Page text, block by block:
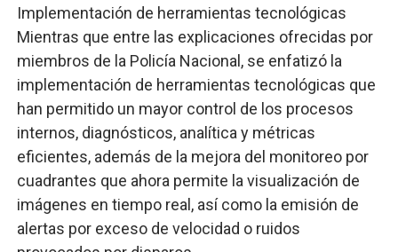
Implementación de herramientas tecnológicas
Mientras que entre las explicaciones ofrecidas por
miembros de la Policía Nacional, se enfatizó la
implementación de herramientas tecnológicas que
han permitido un mayor control de los procesos
internos, diagnósticos, analítica y métricas
eficientes, además de la mejora del monitoreo por
cuadrantes que ahora permite la visualización de
imágenes en tiempo real, así como la emisión de
alertas por exceso de velocidad o ruidos